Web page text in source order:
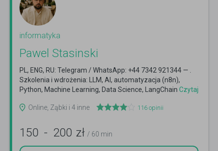
informatyka
Pawel Stasinski
PL, ENG, RU: Telegram / WhatsApp: +44 7342 921344 — .
Szkolenia i wdrożenia: LLM, AI, automatyzacja (n8n),
Python, Machine Learning, Data Science, LangChain Czytaj
Online, Ząbki i 4 inne
116 opinii
150 - 200 zł / 60 min